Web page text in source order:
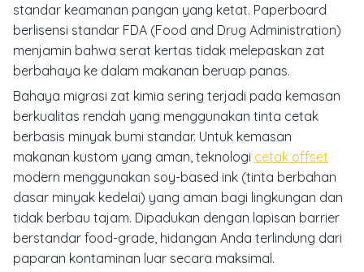
standar keamanan pangan yang ketat. Paperboard
berlisensi standar FDA (Food and Drug Administration)
menjamin bahwa serat kertas tidak melepaskan zat
berbahaya ke dalam makanan beruap panas.
Bahaya migrasi zat kimia sering terjadi pada kemasan
berkualitas rendah yang menggunakan tinta cetak
berbasis minyak bumi standar. Untuk kemasan
makanan kustom yang aman, teknologi cetak offset
modern menggunakan soy-based ink (tinta berbahan
dasar minyak kedelai) yang aman bagi lingkungan dan
tidak berbau tajam. Dipadukan dengan lapisan barrier
berstandar food-grade, hidangan Anda terlindung dari
paparan kontaminan luar secara maksimal.